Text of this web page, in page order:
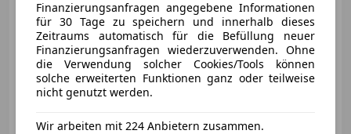
€ 6 500
Finanzierungsanfragen angegebene Informationen
für 30 Tage zu speichern und innerhalb dieses
Zeitraums automatisch für die Befüllung neuer
Finanzierungsanfragen wiederzuverwenden. Ohne
die Verwendung solcher Cookies/Tools können
solche erweiterten Funktionen ganz oder teilweise
nicht genutzt werden.
Wir arbeiten mit 224 Anbietern zusammen.